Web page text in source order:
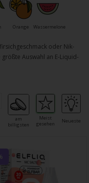
Orange Wassermelone
oder Nik-
Auswahl an E-Liquid-
am
billigsten
Meist
gesehen
Neueste